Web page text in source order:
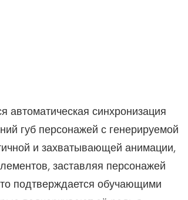
автоматическая синхронизация
губ персонажей с генерируемой
и захватывающей анимации,
заставляя персонажей
подтверждается обучающими